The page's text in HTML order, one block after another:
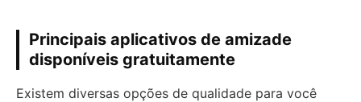
Principais aplicativos de amizade
disponíveis gratuitamente
Existem diversas opções de qualidade para você